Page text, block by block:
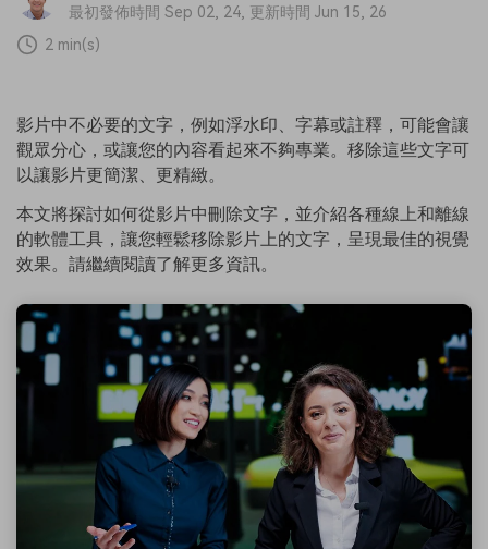
最初發佈時間 Sep 02, 24, 更新時間 Jun 15, 26
2 min(s)
影片中不必要的文字，例如浮水印、字幕或註釋，可能會讓
觀眾分心，或讓您的內容看起來不夠專業。移除這些文字可
以讓影片更簡潔、更精緻。
本文將探討如何從影片中刪除文字，並介紹各種線上和離線
的軟體工具，讓您輕鬆移除影片上的文字，呈現最佳的視覺
效果。請繼續閱讀了解更多資訊。